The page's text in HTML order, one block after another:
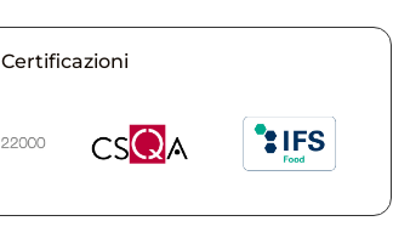
Certificazioni